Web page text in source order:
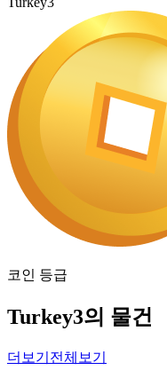
코인 등급
Turkey3의 물건
더보기 전체보기